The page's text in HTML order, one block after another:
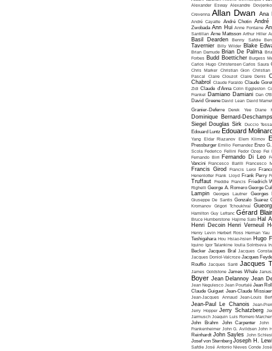
Alexander Esway Alexandre Dovjenko
Crevenna Allan Dwan Ana
André Cayatte André Chotin André
Zwobada Ann Hui Anne Fontaine
Santillan Arne Mattsson Arthur Hiller
Basil Dearden Benny Safdie
Tavernier Billy Wilder Blake
Brian Damude Brian De Palma
Forbes Budd Boetticher Burgess
Carlos Hugo Christensen Carlos Saura
Chris Marker Christian Gion Christian
Pascal
Claire Clouzot Claire Denis
Chabrol
Claude Faraldo Claude
Zidi Claude d'Anna Colin Eggleston
Frankel Damiano Damiani Dan
David Greene David Lean David
Granier-Deferre
Derek Yee Diane
Dominique Bernard-
Siegel
Douglas Sirk Duccio
Edouard Luntz Edouard
Yang Eldar Riazanov Elem Klimov
Pressburger Emilio Fernandez Enzo
Scola Federico Fellini Fedor Ozep Fei
Fernando Birri Fernando Di Leo
Vancini Francesco Barilli Francesco
Francis Girod Francis Leroi
Henenlotter Frank Lloyd Frank Perry
Truffaut Freddie Francis Friedrich
Righelli George A. Romero George
Lampin Georges Lautner
Georges
Giuseppe De Santis Gonzalo Suarez
Kromanov Grigori Tchoukhraï
Hamilton Guy Lefranc Gérard
Bruce Humberstone Hajime Sato Hal
Henri Decoin Henri Verneuil
Henry Levin Herbert Ross Herman Yau
Teshigahara Hou Hsiao-hsien Hugo
Iquino Igor Talankine Ioulia Solntseva
Becker Jacques Bral Jacques
Jacques Doniol-Valcroze Jacques
Rouffio Jacques Santi Jacques
James Goldstone James Whale
Boyer Jean Delannoy Jean
Jean Negulesco Jean Pourtalé Jean
Claude Guiguet Jean-Claude
Jean-Jacques Annaud Jean-Louis
Jean-Paul Le Chanois
Jean-
Jerry Hopper Jerry Schatzberg
Jarmusch Joaquin Luis Romero
John Brahm
John Carpenter
John
Frankenheimer John G. Avildsen John
Reinhardt John Sayles John
Josef von Sternberg Joseph H.
Safdie José Antonio Nieves Conde